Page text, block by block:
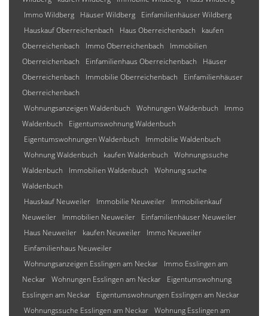
Immo Wildberg
Häuser Wildberg
Einfamilienhäuser Wildberg
Hauskauf Oberreichenbach
Haus Oberreichenbach
kaufen
Oberreichenbach
Immo Oberreichenbach
Immobilien
Oberreichenbach
Einfamilienhaus Oberreichenbach
Häuser
Oberreichenbach
Immobilie Oberreichenbach
Einfamilienhäuser
Oberreichenbach
Wohnungsanzeigen Waldenbuch
Wohnungen Waldenbuch
Immo
Waldenbuch
Eigentumswohnung Waldenbuch
Eigentumswohnungen Waldenbuch
Immobilie Waldenbuch
Wohnung Waldenbuch
kaufen Waldenbuch
Wohnungssuche
Waldenbuch
Immobilien Waldenbuch
Wohnung suche
Waldenbuch
Hauskauf Neuweiler
Immobilie Neuweiler
Immobilienkauf
Neuweiler
Immobilien Neuweiler
Einfamilienhäuser Neuweiler
Haus Neuweiler
kaufen Neuweiler
Immo Neuweiler
Einfamilienhaus Neuweiler
Wohnungsanzeigen Esslingen am Neckar
Immo Esslingen am
Neckar Wohnungen Esslingen am Neckar
Eigentumswohnung
Esslingen am Neckar
Eigentumswohnungen Esslingen am Neckar
Wohnungssuche Esslingen am Neckar Wohnung Esslingen am